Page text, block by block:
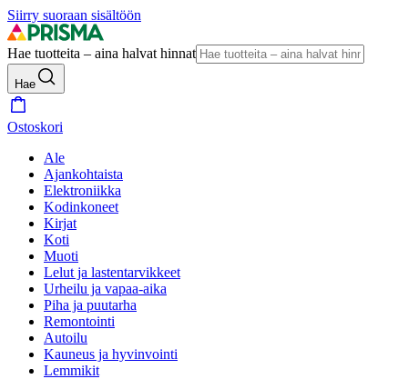
Siirry suoraan sisältöön
Hae tuotteita – aina halvat hinnat
Hae
Ostoskori
Ale
Ajankohtaista
Elektroniikka
Kodinkoneet
Kirjat
Koti
Muoti
Lelut ja lastentarvikkeet
Urheilu ja vapaa-aika
Piha ja puutarha
Remontointi
Autoilu
Kauneus ja hyvinvointi
Lemmikit